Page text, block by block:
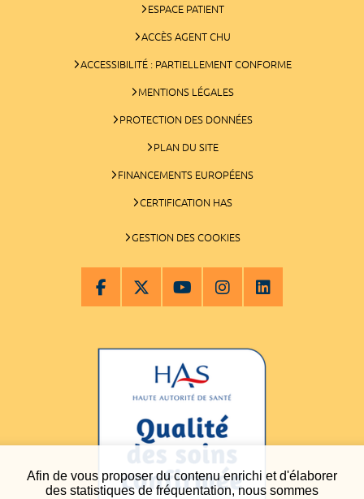
Afin de vous proposer du contenu enrichi et d'élaborer
des statistiques de fréquentation, nous sommes
ESPACE PATIENT
ACCÈS AGENT CHU
ACCESSIBILITÉ : PARTIELLEMENT CONFORME
MENTIONS LÉGALES
PROTECTION DES DONNÉES
PLAN DU SITE
FINANCEMENTS EUROPÉENS
CERTIFICATION HAS
GESTION DES COOKIES